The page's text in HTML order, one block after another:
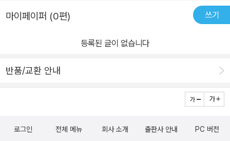
각을 하게 만드는소중한 그림책이었어요.​세상 모든 아이들이 교육을
보냅니다.​
었다고 해요하지만 요즘에도 세계 곳곳에서 어린이들이 힘든 노동을
하고 있다고 해요우리가 즐겨 먹는 초콜릿..그 원료가 되는 카카오를
카오를 따기엔 작은 아이들이 수월해서 대기업에서 아이들 노동을 많
노력하고 있어요저의 작은 행동이 이런 힘든 환경에 처한 아이들을
도울 수 있다는 아주 작은 희망을 가지고 있어요박규빈 작가님도 이
런 아이들을 안타깝게 여기셔서 이 그림책을 만드신 것 같아요아동
소중한 아이들이 어디에서나 보호받고 존중받는 세상이길 바래봅니
마이페이퍼 (0편) 쓰기
등록된 글이 없습니다
반품/교환 안내
로그인 전체 메뉴 회사 소개 출판사 안내 PC 버전